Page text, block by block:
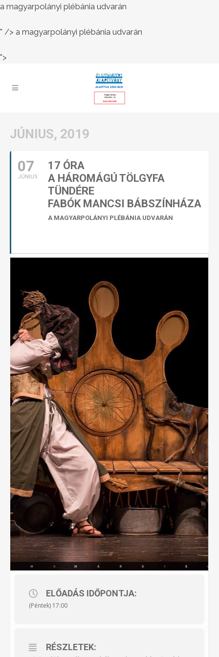
a magyarpolányi plébánia udvarán
" /> a magyarpolányi plébánia udvarán
">
JÚNIUS, 2019
07
JÚNIUS
17 ÓRA
A HÁROMÁGÚ TÖLGYFA
TÜNDÉRE
FABÓK MANCSI BÁBSZÍNHÁZA
A MAGYARPOLÁNYI PLÉBÁNIA UDVARÁN
ELŐADÁS IDŐPONTJA:
(Péntek) 17:00
RÉSZLETEK: